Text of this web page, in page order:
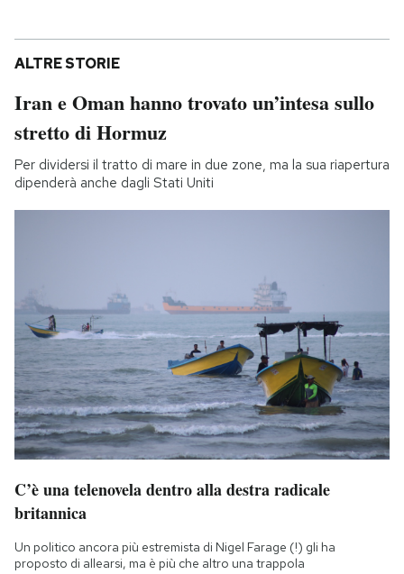
ALTRE STORIE
Iran e Oman hanno trovato un’intesa sullo
stretto di Hormuz
Per dividersi il tratto di mare in due zone, ma la sua riapertura
dipenderà anche dagli Stati Uniti
C’è una telenovela dentro alla destra radicale
britannica
Un politico ancora più estremista di Nigel Farage (!) gli ha
proposto di allearsi, ma è più che altro una trappola